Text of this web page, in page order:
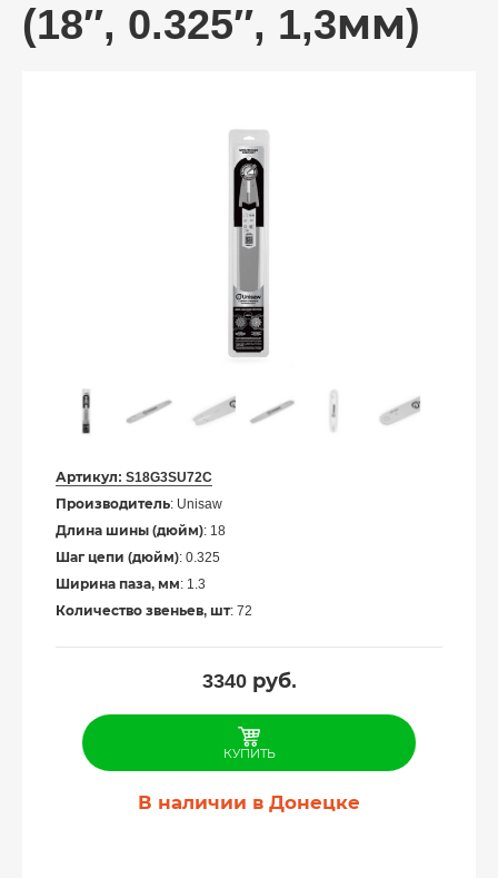
(18″, 0.325″, 1,3мм)
Артикул: S18G3SU72C
Производитель: Unisaw
Длина шины (дюйм): 18
Шаг цепи (дюйм): 0.325
Ширина паза, мм: 1.3
Количество звеньев, шт: 72
3340руб.
КУПИТЬ
В наличии в Донецке